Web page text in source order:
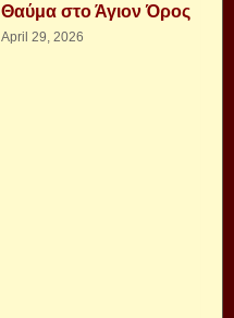
Θαύμα στο Άγιον Όρος
April 29, 2026